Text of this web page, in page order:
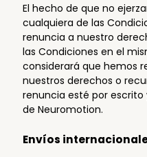
El hecho de que no
cualquiera de las
renuncia a nuestro
las Condiciones en el
considerará que hemos
nuestros derechos o
renuncia esté por
de Neuromotion.
Envíos